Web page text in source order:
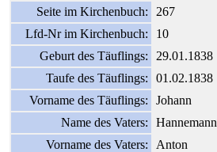
Seite im Kirchenbuch:
267
Lfd-Nr im Kirchenbuch:
10
Geburt des Täuflings:
29.01.1838
Taufe des Täuflings:
01.02.1838
Vorname des Täuflings:
Johann
Name des Vaters:
Hannemann
Vorname des Vaters:
Anton